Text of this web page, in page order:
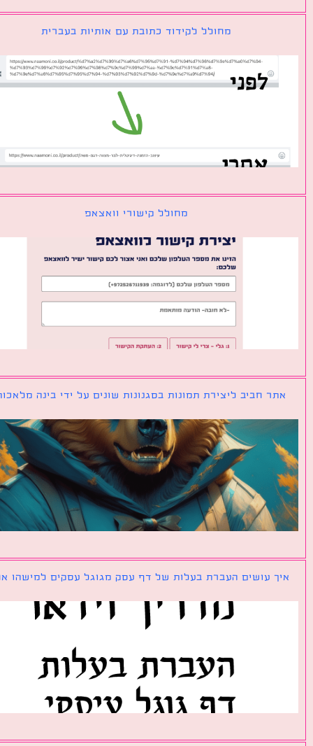
מחולל לקידוד כתובת עם אותיות בעברית
מחולל קישורי וואצאפ
חביב ליצירת תמונות בסגנונות שונים על ידי בינה מלאכותית
עושים העברת בעלות של דף עסק מגוגל עסקים למישהו אחר?